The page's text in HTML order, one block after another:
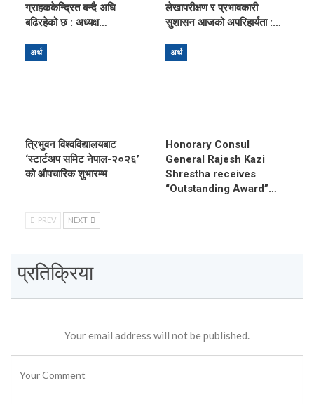
ग्राहककेन्द्रित बन्दै अघि
बढिरहेको छ : अध्यक्ष…
लेखापरीक्षण र प्रभावकारी
सुशासन आजको अपरिहार्यता :…
अर्थ
त्रिभुवन विश्वविद्यालयबाट
‘स्टार्टअप समिट नेपाल-२०२६’
को औपचारिक शुभारम्भ
अर्थ
Honorary Consul
General Rajesh Kazi
Shrestha receives
“Outstanding Award”…
PREV NEXT
प्रतिक्रिया
Your email address will not be published.